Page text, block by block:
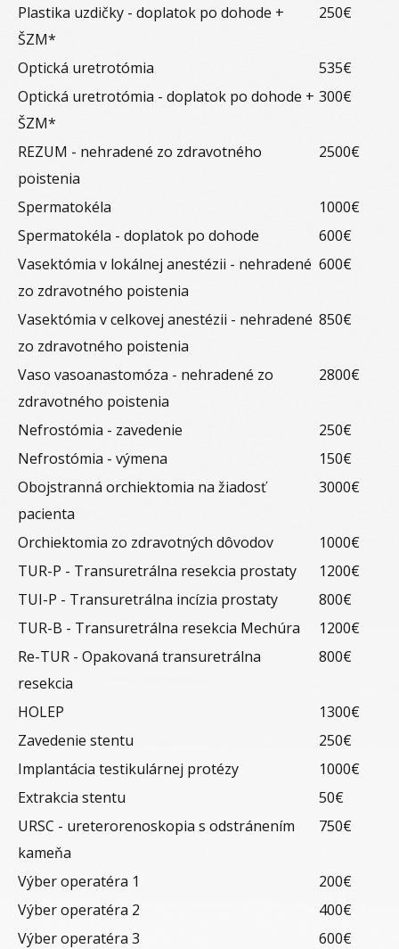
Plastika uzdičky - doplatok po dohode +
ŠZM*
250€
Optická uretrotómia
535€
Optická uretrotómia - doplatok po dohode +
ŠZM*
300€
REZUM - nehradené zo zdravotného
poistenia
2500€
Spermatokéla
1000€
Spermatokéla - doplatok po dohode
600€
Vasektómia v lokálnej anestézii - nehradené
zo zdravotného poistenia
600€
Vasektómia v celkovej anestézii - nehradené
zo zdravotného poistenia
850€
Vaso vasoanastomóza - nehradené zo
zdravotného poistenia
2800€
Nefrostómia - zavedenie
250€
Nefrostómia - výmena
150€
Obojstranná orchiektomia na žiadosť
pacienta
3000€
Orchiektomia zo zdravotných dôvodov
1000€
TUR-P - Transuretrálna resekcia prostaty
1200€
TUI-P - Transuretrálna incízia prostaty
800€
TUR-B - Transuretrálna resekcia Mechúra
1200€
Re-TUR - Opakovaná transuretrálna
resekcia
800€
HOLEP
1300€
Zavedenie stentu
250€
Implantácia testikulárnej protézy
1000€
Extrakcia stentu
50€
URSC - ureterorenoskopia s odstránením
kameňa
750€
Výber operatéra 1
200€
Výber operatéra 2
400€
Výber operatéra 3
600€